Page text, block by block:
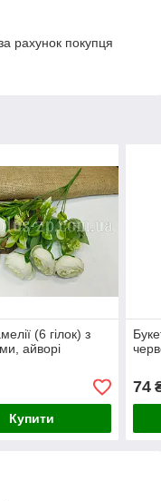
рахунок покупця
(6 гілок) з
айворі
Купити
74